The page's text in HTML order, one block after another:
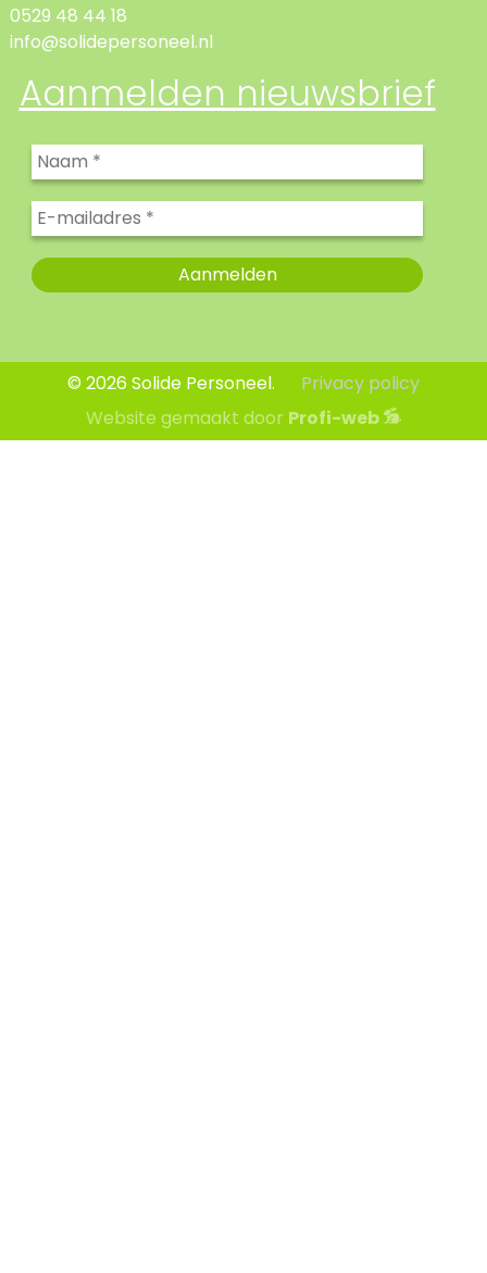
0529 48 44 18
info@solidepersoneel.nl
Aanmelden nieuwsbrief
© 2026 Solide Personeel.
Privacy policy
Website gemaakt door Profi-web